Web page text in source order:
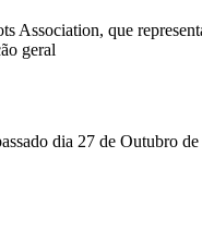
que
geral
dia 27 de Outubro